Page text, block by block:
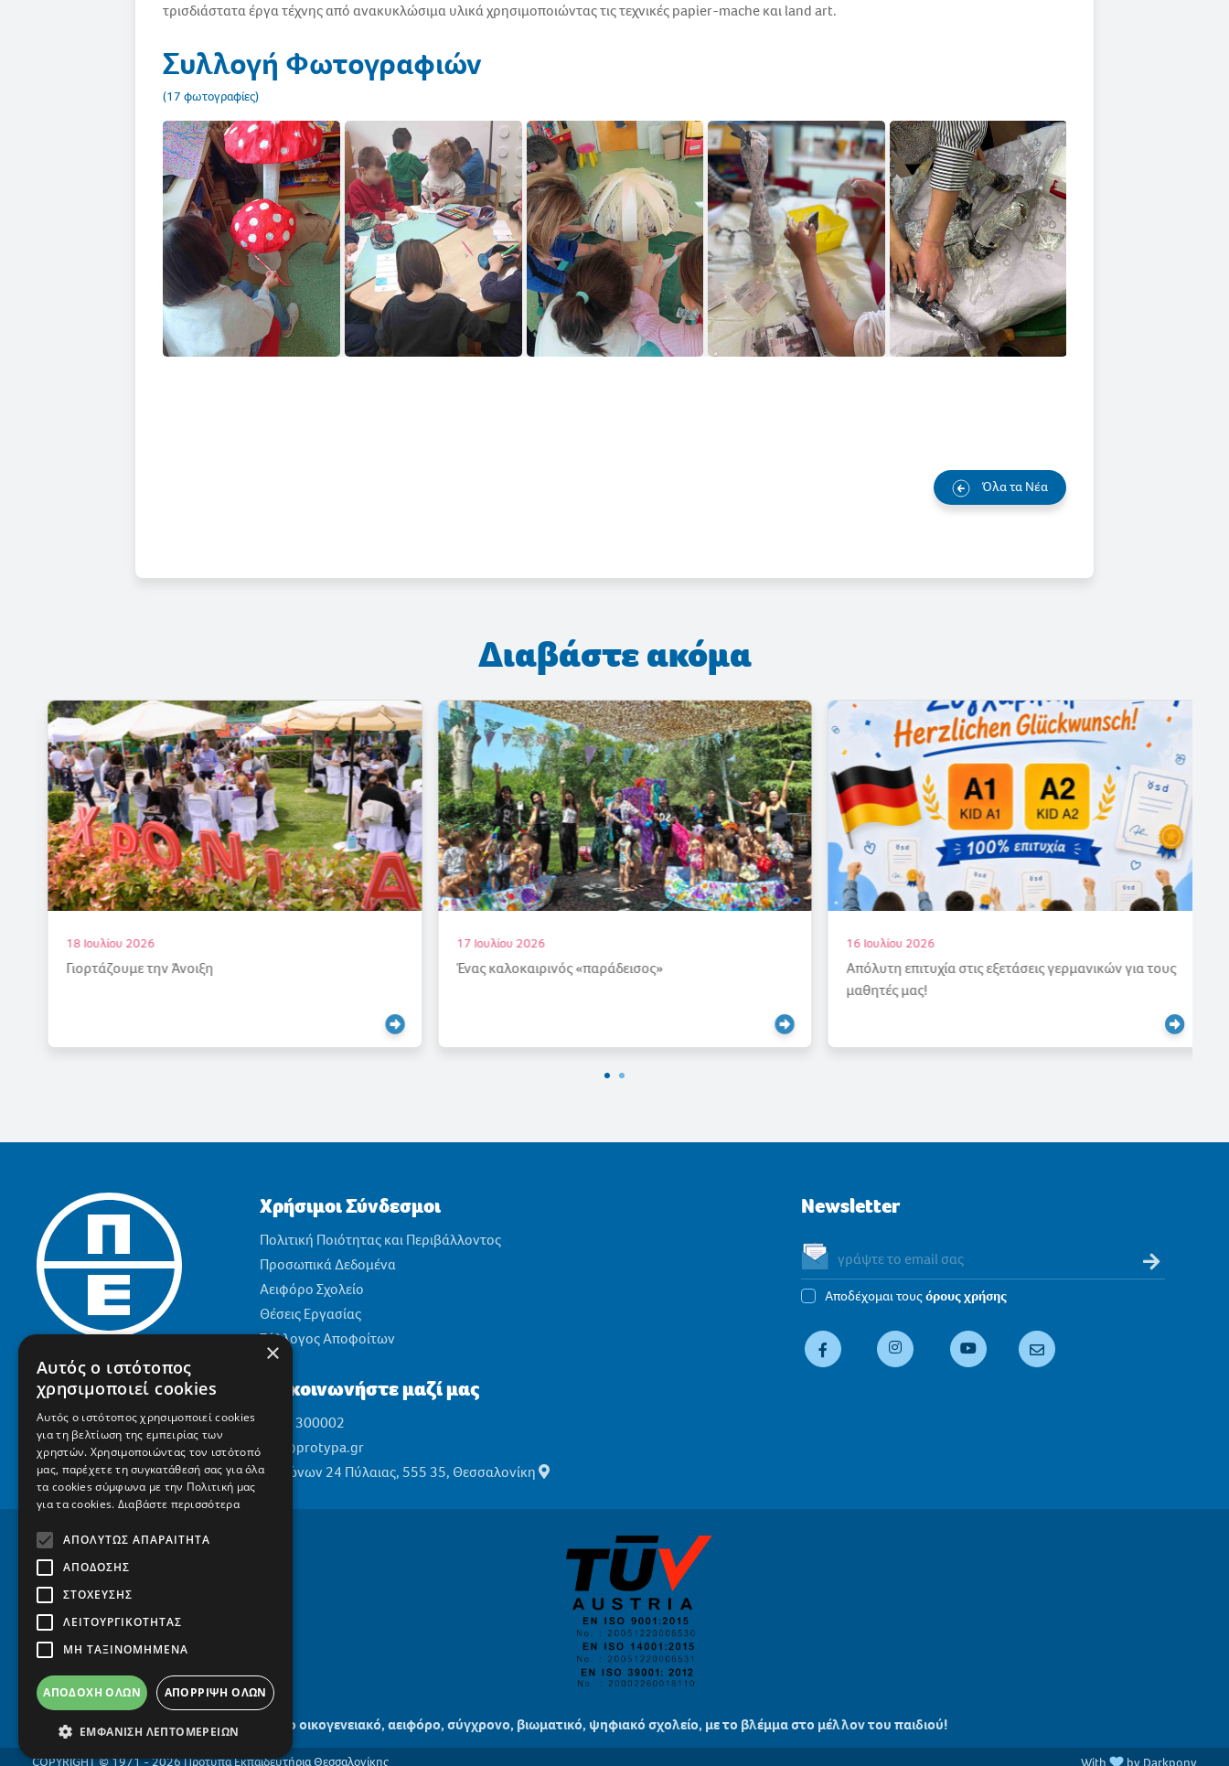
τρισδιάστατα έργα τέχνης από ανακυκλώσιμα υλικά χρησιμοποιώντας τις τεχνικές papier-mache και land art.
Συλλογή Φωτογραφιών
(17 φωτογραφίες)
Όλα τα Νέα
Διαβάστε ακόμα
18 Ιουλίου 2026
Γιορτάζουμε την Άνοιξη
17 Ιουλίου 2026
Ένας καλοκαιρινός «παράδεισος»
16 Ιουλίου 2026
Απόλυτη επιτυχία στις εξετάσεις γερμανικών για τους
μαθητές μας!
Χρήσιμοι Σύνδεσμοι
Πολιτική Ποιότητας και Περιβάλλοντος
Προσωπικά Δεδομένα
Αειφόρο Σχολείο
Θέσεις Εργασίας
Σύλλογος Αποφοίτων
Επικοινωνήστε μαζί μας
2310 300002
info@protypa.gr
Ελαιώνων 24 Πύλαιας, 555 35, Θεσσαλονίκη
Newsletter
Αποδέχομαι τουςόρους χρήσης
Το οικογενειακό, αειφόρο, σύγχρονο, βιωματικό, ψηφιακό σχολείο, με το βλέμμα στο μέλλον του παιδιού!
COPYRIGHT © 1971 - 2026 Πρότυπα Εκπαιδευτήρια Θεσσαλονίκης
×
Αυτός ο ιστότοπος
χρησιμοποιεί cookies
Αυτός ο ιστότοπος χρησιμοποιεί cookies
για τη βελτίωση της εμπειρίας των
χρηστών. Χρησιμοποιώντας τον ιστότοπό
μας, παρέχετε τη συγκατάθεσή σας για όλα
τα cookies σύμφωνα με την Πολιτική μας
για τα cookies. Διαβάστε περισσότερα
ΑΠΟΛΎΤΩΣ ΑΠΑΡΑΊΤΗΤΑ
ΑΠΌΔΟΣΗΣ
ΣΤΌΧΕΥΣΗΣ
ΛΕΙΤΟΥΡΓΙΚΌΤΗΤΑΣ
ΜΗ ΤΑΞΙΝΟΜΗΜΈΝΑ
ΑΠΟΔΟΧΉ ΌΛΩΝ ΑΠΌΡΡΙΨΗ ΌΛΩΝ
ΕΜΦΆΝΙΣΗ ΛΕΠΤΟΜΕΡΕΙΏΝ